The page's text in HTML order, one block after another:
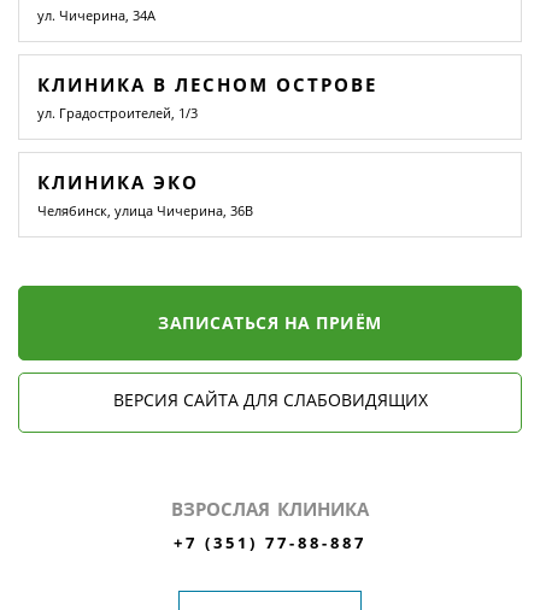
ул. Чичерина, 34А
КЛИНИКА В ЛЕСНОМ ОСТРОВЕ
ул. Градостроителей, 1/3
КЛИНИКА ЭКО
Челябинск, улица Чичерина, 36В
ЗАПИСАТЬСЯ НА ПРИЁМ
ВЕРСИЯ САЙТА ДЛЯ СЛАБОВИДЯЩИХ
ВЗРОСЛАЯ КЛИНИКА
+7 (351) 77-88-887